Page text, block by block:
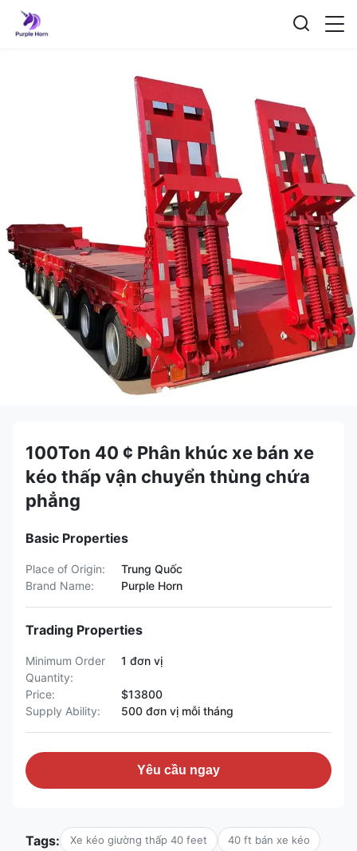
100Ton 40 ¢ Phân khúc xe bán xe
kéo thấp vận chuyển thùng chứa
phẳng
Basic Properties
Place of Origin:
Trung Quốc
Brand Name:
Purple Horn
Trading Properties
Minimum Order
Quantity:
1 đơn vị
Price:
$13800
Supply Ability:
500 đơn vị mỗi tháng
Yêu cầu ngay
Tags: Xe kéo giường thấp 40 feet 40 ft bán xe kéo